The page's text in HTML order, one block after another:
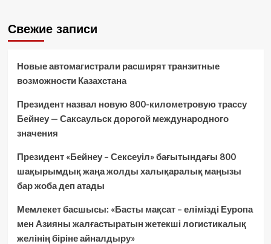
Свежие записи
Новые автомагистрали расширят транзитные
возможности Казахстана
Президент назвал новую 800-километровую трассу
Бейнеу — Саксаульск дорогой международного
значения
Президент «Бейнеу – Сексеуіл» бағытындағы 800
шақырымдық жаңа жолды халықаралық маңызы
бар жоба деп атады
Мемлекет басшысы: «Басты мақсат – елімізді Еуропа
мен Азияны жалғастыратын жетекші логистикалық
желінің біріне айналдыру»